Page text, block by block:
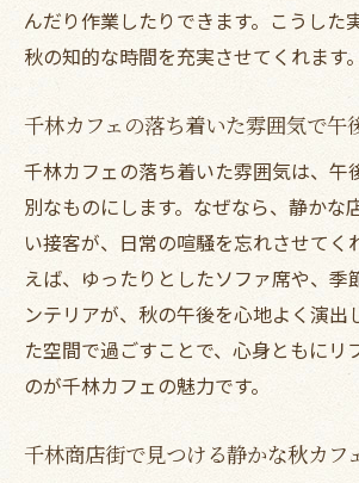
んだり作業したりできます。こうした
秋の知的な時間を充実させてくれます。
千林カフェの落ち着いた雰囲気で午
千林カフェの落ち着いた雰囲気は、午
別なものにします。なぜなら、静かな
い接客が、日常の喧騒を忘れさせてく
えば、ゆったりとしたソファ席や、季
ンテリアが、秋の午後を心地よく演出
た空間で過ごすことで、心身ともにリ
のが千林カフェの魅力です。
千林商店街で見つける静かな秋カフ